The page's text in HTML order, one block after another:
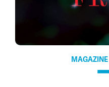
MAGAZINE